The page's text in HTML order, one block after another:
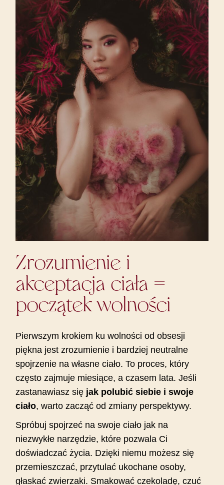
Zrozumienie i
akceptacja ciała =
początek wolności
Pierwszym krokiem ku wolności od obsesji
piękna jest zrozumienie i bardziej neutralne
spojrzenie na własne ciało. To proces, który
często zajmuje miesiące, a czasem lata. Jeśli
zastanawiasz się jak polubić siebie i swoje
ciało, warto zacząć od zmiany perspektywy.
Spróbuj spojrzeć na swoje ciało jak na
niezwykłe narzędzie, które pozwala Ci
doświadczać życia. Dzięki niemu możesz się
przemieszczać, przytulać ukochane osoby,
głaskać zwierzaki. Smakować czekoladę, czuć